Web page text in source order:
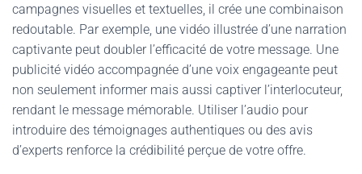
campagnes visuelles et textuelles, il crée une combinaison
redoutable. Par exemple, une vidéo illustrée d’une narration
captivante peut doubler l’efficacité de votre message. Une
publicité vidéo accompagnée d’une voix engageante peut
non seulement informer mais aussi captiver l’interlocuteur,
rendant le message mémorable. Utiliser l’audio pour
introduire des témoignages authentiques ou des avis
d’experts renforce la crédibilité perçue de votre offre.